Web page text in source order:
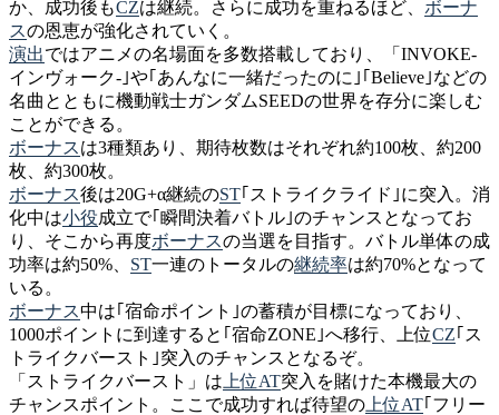
か、成功後もCZは継続。さらに成功を重ねるほど、 ボーナ
スの恩恵が強化されていく。
演出ではアニメの名場面を多数搭載しており、「INVOKE-
インヴォーク-｣や｢あんなに一緒だったのに｣｢Believe｣などの
名曲とともに機動戦士ガンダムSEEDの世界を存分に楽しむ
ことができる。
ボーナスは3種類あり、期待枚数はそれぞれ約100枚、約200
枚、約300枚。
ボーナス後は20G+α継続のST｢ストライクライド｣に突入。消
化中は小役成立で｢瞬間決着バトル｣のチャンスとなってお
り、そこから再度ボーナスの当選を目指す。バトル単体の成
功率は約50%、 ST一連のトータルの継続率は約70%となって
いる。
ボーナス中は｢宿命ポイント｣の蓄積が目標になっており、
1000ポイントに到達すると｢宿命ZONE｣へ移行、上位CZ｢ス
トライクバースト｣突入のチャンスとなるぞ。
「ストライクバースト」は 上位AT突入を賭けた本機最大の
チャンスポイント。ここで成功すれば待望の 上位AT｢フリー